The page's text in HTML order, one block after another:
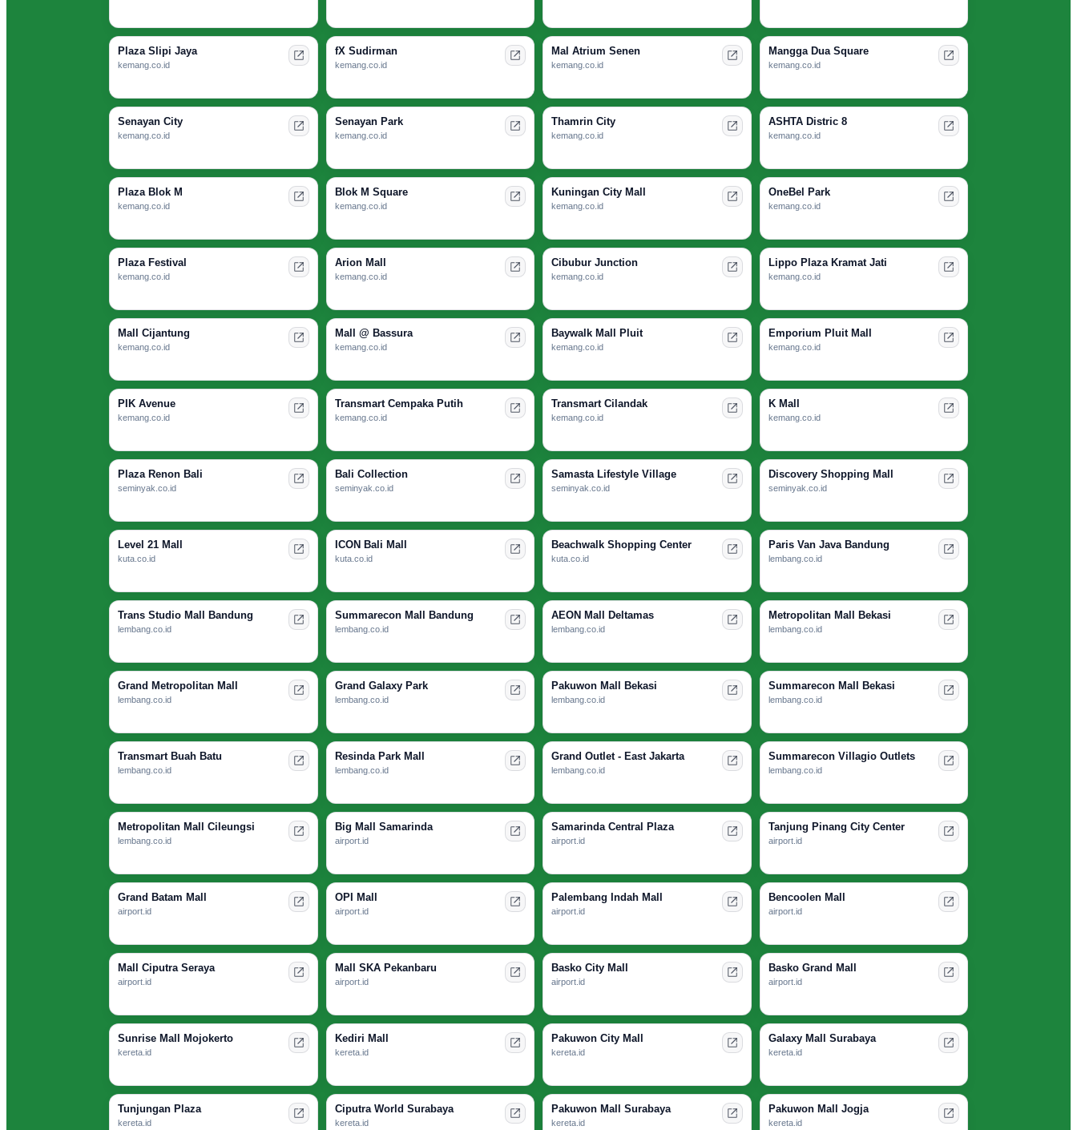
Plaza Slipi Jaya
kemang.co.id
fX Sudirman
kemang.co.id
Mal Atrium Senen
kemang.co.id
Mangga Dua Square
kemang.co.id
Senayan City
kemang.co.id
Senayan Park
kemang.co.id
Thamrin City
kemang.co.id
ASHTA Distric 8
kemang.co.id
Plaza Blok M
kemang.co.id
Blok M Square
kemang.co.id
Kuningan City Mall
kemang.co.id
OneBel Park
kemang.co.id
Plaza Festival
kemang.co.id
Arion Mall
kemang.co.id
Cibubur Junction
kemang.co.id
Lippo Plaza Kramat Jati
kemang.co.id
Mall Cijantung
kemang.co.id
Mall @ Bassura
kemang.co.id
Baywalk Mall Pluit
kemang.co.id
Emporium Pluit Mall
kemang.co.id
PIK Avenue
kemang.co.id
Transmart Cempaka Putih
kemang.co.id
Transmart Cilandak
kemang.co.id
K Mall
kemang.co.id
Plaza Renon Bali
seminyak.co.id
Bali Collection
seminyak.co.id
Samasta Lifestyle Village
seminyak.co.id
Discovery Shopping Mall
seminyak.co.id
Level 21 Mall
kuta.co.id
ICON Bali Mall
kuta.co.id
Beachwalk Shopping Center
kuta.co.id
Paris Van Java Bandung
lembang.co.id
Trans Studio Mall Bandung
lembang.co.id
Summarecon Mall Bandung
lembang.co.id
AEON Mall Deltamas
lembang.co.id
Metropolitan Mall Bekasi
lembang.co.id
Grand Metropolitan Mall
lembang.co.id
Grand Galaxy Park
lembang.co.id
Pakuwon Mall Bekasi
lembang.co.id
Summarecon Mall Bekasi
lembang.co.id
Transmart Buah Batu
lembang.co.id
Resinda Park Mall
lembang.co.id
Grand Outlet - East Jakarta
lembang.co.id
Summarecon Villagio Outlets
lembang.co.id
Metropolitan Mall Cileungsi
lembang.co.id
Big Mall Samarinda
airport.id
Samarinda Central Plaza
airport.id
Tanjung Pinang City Center
airport.id
Grand Batam Mall
airport.id
OPI Mall
airport.id
Palembang Indah Mall
airport.id
Bencoolen Mall
airport.id
Mall Ciputra Seraya
airport.id
Mall SKA Pekanbaru
airport.id
Basko City Mall
airport.id
Basko Grand Mall
airport.id
Sunrise Mall Mojokerto
kereta.id
Kediri Mall
kereta.id
Pakuwon City Mall
kereta.id
Galaxy Mall Surabaya
kereta.id
Tunjungan Plaza
kereta.id
Ciputra World Surabaya
kereta.id
Pakuwon Mall Surabaya
kereta.id
Pakuwon Mall Jogja
kereta.id